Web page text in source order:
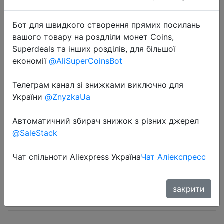
2022-08-15
1 шт., джиг-крючок, силиконовая
воблеры, рыболовная приманка,
3D глаза, резиновая приманка,
искусственные прима…
Бот для швидкого створення прямих посилань
вашого товару на роздліли монет Coins,
Superdeals та інших розділів, для більшої
економії @AliSuperCoinsBot
Телеграм канал зі знижками виключно для
України @ZnyzkaUa
Автоматичний збирач знижок з різних джерел
@SaleStack
Чат спільноти Aliexpress УкраїнаЧат Аліекспресс
закрити